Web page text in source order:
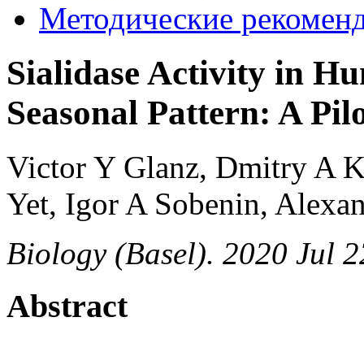
Методические
Sialidase Activity in
Seasonal Pattern: A
Victor Y Glanz, Dmitry A
Yet, Igor A Sobenin,
Biology (Basel). 2020 Jul
Abstract